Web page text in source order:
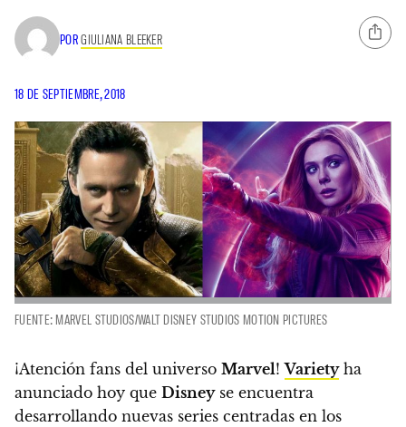
PORGIULIANA BLEEKER
18 DE SEPTIEMBRE, 2018
FUENTE: MARVEL STUDIOS/WALT DISNEY STUDIOS MOTION PICTURES
¡Atención fans del universo Marvel! Varietyha
anunciado hoy que Disneyse encuentra
desarrollando nuevas series centradas en los